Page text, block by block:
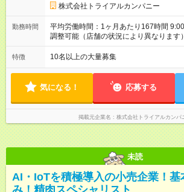
の上、決定いたします。 ※試用期間2ヶ月（賃
プラスしてもらえる手当・インセンテ
当 ◎通勤手当 ◎家族手当 ◎資格手当 ◎
業手当（全額支給） ◎深夜手当 ※一部、
績：月平均残業時間13.25h以下） 【試用期間】試用期間あり 試
用期間の長さ：2ヶ月 雇用形態、給与は
株式会社トライアルカンパニー
勤務時間
平均労働時間：1ヶ月あたり167時間
調整可能（店舗の状況により異なります） ★月の平均残業
13.25ｈ以下 ⇒業務効率化等を図り、
◎基本は定時退社 ◎固定残業・みなし残
務時間の調整可能（店舗の状況により異なりま
残業は13.25ｈ以下 ⇒業務効率化等を図
きます ◎基本は定時退社 ◎固定残業・みなし残業ナシ。残業分
は1分単位で支給
特徴 10名以上の大量募集
気になる！ 応募する
掲載元企業名 株式会社トライアルカンパ
未読
AI・IoTを積極導入の小売企業！基
み！精肉スペシャリスト